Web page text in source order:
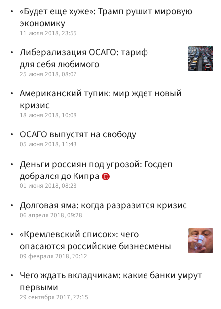
«Будет еще хуже»: Трамп рушит мировую
экономику
11 июля 2018, 23:55
Либерализация ОСАГО: тариф
для себя любимого
25 июня 2018, 08:07
Американский тупик: мир ждет новый
кризис
18 июня 2018, 10:08
ОСАГО выпустят на свободу
05 июня 2018, 11:43
Деньги россиян под угрозой: Госдеп
добрался до Кипра
01 июня 2018, 08:23
Долговая яма: когда разразится кризис
06 апреля 2018, 09:28
«Кремлевский список»: чего
опасаются российские бизнесмены
09 февраля 2018, 20:12
Чего ждать вкладчикам: какие банки умрут
первыми
29 сентября 2017, 22:15